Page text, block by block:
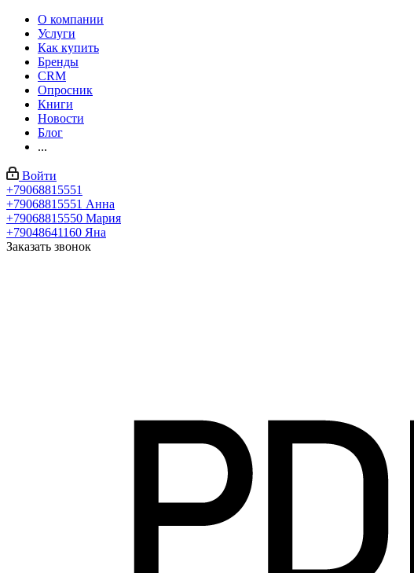
О компании
Услуги
Как купить
Бренды
CRM
Опросник
Книги
Новости
Блог
...
Войти
+79068815551
+79068815551 Анна
+79068815550 Мария
+79048641160 Яна
Заказать звонок